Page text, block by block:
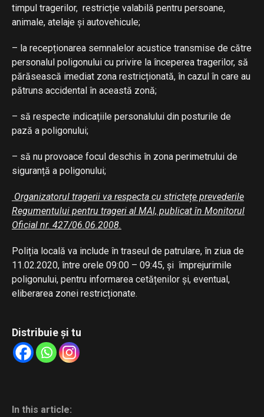
timpul tragerilor, restricție valabilă pentru persoane,
animale, atelaje și autovehicule;
– la recepționarea semnalelor acustice transmise de către
personalul poligonului cu privire la începerea tragerilor, să
părăsească imediat zona restricționată, în cazul în care au
pătruns accidental în această zonă;
– să respecte indicațiile personalului din posturile de
pază a poligonului;
– să nu provoace focul deschis în zona perimetrului de
siguranță a poligonului;
Organizatorul tragerii va respecta cu strictețe prevederile
Regumentului pentru trageri al MAI, publicat în Monitorul
Oficial nr. 427/06.06.2008.
Poliția locală va include în traseul de patrulare, în ziua de
11.02.2020, între orele 09:00 – 09:45, și împrejurimile
poligonului, pentru informarea cetățenilor și, eventual,
eliberarea zonei restricționate.
Distribuie și tu
In this article: